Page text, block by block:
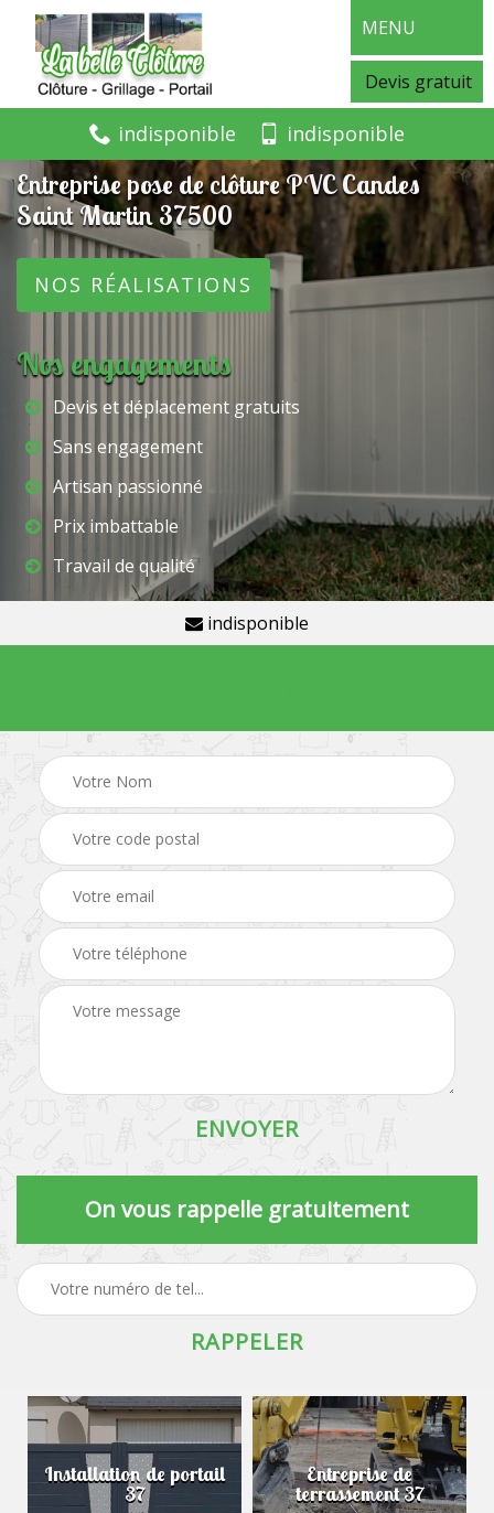
MENU
Devis gratuit
indisponible indisponible
Entreprise pose de clôture PVC Candes
Saint Martin 37500
NOS RÉALISATIONS
Nos engagements
Devis et déplacement gratuits
Sans engagement
Artisan passionné
Prix imbattable
Travail de qualité
indisponible
On vous rappelle gratuitement
Installation de portail
37
Entreprise de
terrassement 37